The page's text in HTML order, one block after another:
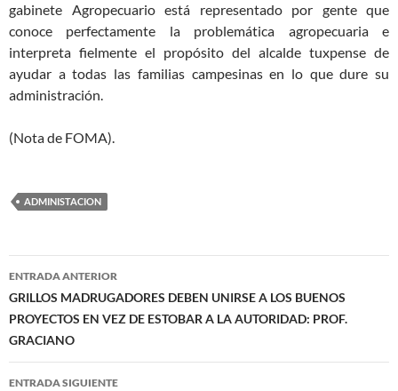
gabinete Agropecuario está representado por gente que
conoce perfectamente la problemática agropecuaria e
interpreta fielmente el propósito del alcalde tuxpense de
ayudar a todas las familias campesinas en lo que dure su
administración.
(Nota de FOMA).
ADMINISTACION
Navegación
de
entradas
ENTRADA ANTERIOR
GRILLOS MADRUGADORES DEBEN UNIRSE A LOS BUENOS
PROYECTOS EN VEZ DE ESTOBAR A LA AUTORIDAD: PROF.
GRACIANO
ENTRADA SIGUIENTE